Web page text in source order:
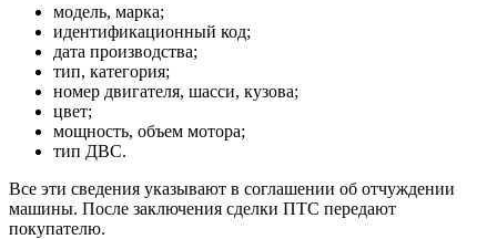
модель, марка;
идентификационный код;
дата производства;
тип, категория;
номер двигателя, шасси, кузова;
цвет;
мощность, объем мотора;
тип ДВС.
Все эти сведения указывают в соглашении об отчуждении
машины. После заключения сделки ПТС передают
покупателю.